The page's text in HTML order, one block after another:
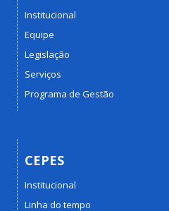
Institucional
Equipe
Legislação
Serviços
Programa de Gestão
CEPES
Institucional
Linha do tempo